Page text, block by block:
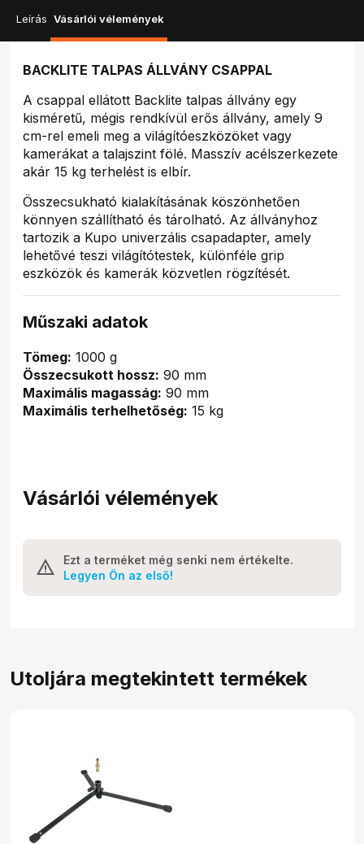
Leírás Vásárlói vélemények
BACKLITE TALPAS ÁLLVÁNY CSAPPAL
A csappal ellátott Backlite talpas állvány egy
kisméretű, mégis rendkívül erős állvány, amely 9
cm-rel emeli meg a világítóeszközöket vagy
kamerákat a talajszint fölé. Masszív acélszerkezete
akár 15 kg terhelést is elbír.
Összecsukható kialakításának köszönhetően
könnyen szállítható és tárolható. Az állványhoz
tartozik a Kupo univerzális csapadapter, amely
lehetővé teszi világítótestek, különféle grip
eszközök és kamerák közvetlen rögzítését.
Műszaki adatok
Tömeg: 1000 g
Összecsukott hossz: 90 mm
Maximális magasság: 90 mm
Maximális terhelhetőség: 15 kg
Vásárlói vélemények
Ezt a terméket még senki nem értékelte.
Legyen Ön az első!
Utoljára megtekintett termékek